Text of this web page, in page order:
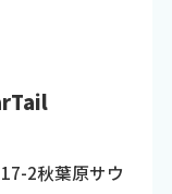
2秋葉原サウ